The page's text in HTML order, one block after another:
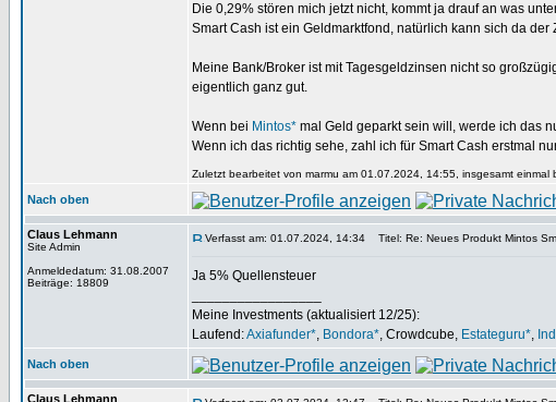
Die 0,29% stören mich jetzt nicht, kommt ja drauf an was
Smart Cash ist ein Geldmarktfond, natürlich kann sich da
Meine Bank/Broker ist mit Tagesgeldzinsen nicht so
eigentlich ganz gut.
Wenn bei Mintos* mal Geld geparkt sein will, werde ich das
Wenn ich das richtig sehe, zahl ich für Smart Cash erstmal
Zuletzt bearbeitet von marmu am 01.07.2024, 14:55, insgesamt einmal
Nach oben
Claus Lehmann
Site Admin
Anmeldedatum: 31.08.2007
Beiträge: 18809
Verfasst am: 01.07.2024, 14:34 Titel: Re: Neues Produkt Mintos
Ja 5% Quellensteuer
Meine Investments (aktualisiert 12/25):
Laufend:Axiafunder*, Bondora*, Crowdcube, Estateguru*,
Nach oben
Claus Lehmann